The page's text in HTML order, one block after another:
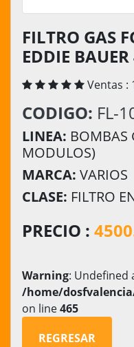
FILTRO GAS
EDDIE
Ventas :
CODIGO: FL-
LINEA: BOMBAS
MODULOS)
MARCA: VARIOS
CLASE: FILTRO
PRECIO :
Warning: Undefined
/home/
on line465
REGRESAR